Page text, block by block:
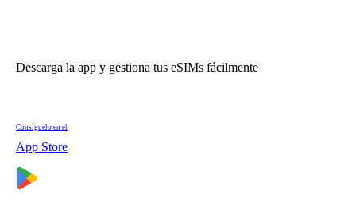
Descarga la app y gestiona tus eSIMs fácilmente
Consíguelo en el
App Store